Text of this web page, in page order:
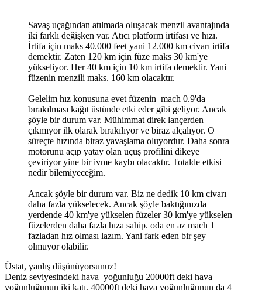
Savaş uçağından atılmada oluşacak menzil avantajında
iki farklı değişken var. Atıcı platform irtifası ve hızı.
İrtifa için maks 40.000 feet yani 12.000 km civarı irtifa
demektir. Zaten 120 km için füze maks 30 km'ye
yükseliyor. Her 40 km için 10 km irtifa demektir. Yani
füzenin menzili maks. 160 km olacaktır.
Gelelim hız konusuna evet füzenin mach 0.9'da
bırakılması kağıt üstünde etki eder gibi geliyor. Ancak
şöyle bir durum var. Mühimmat direk lançerden
çıkmıyor ilk olarak bırakılıyor ve biraz alçalıyor. O
süreçte hızında biraz yavaşlama oluyordur. Daha sonra
motorunu açıp yatay olan uçuş profilini dikeye
çeviriyor yine bir ivme kaybı olacaktır. Totalde etkisi
nedir bilemiyeceğim.
Ancak şöyle bir durum var. Biz ne dedik 10 km civarı
daha fazla yükselecek. Ancak şöyle baktığınızda
yerdende 40 km'ye yükselen füzeler 30 km'ye yükselen
füzelerden daha fazla hıza sahip. oda en az mach 1
fazladan hız olması lazım. Yani fark eden bir şey
olmuyor olabilir.
Üstat, yanlış düşünüyorsunuz!
Deniz seviyesindeki hava yoğunluğu 20000ft deki hava
yoğunluğunun iki katı, 40000ft deki hava yoğunluğunun da 4